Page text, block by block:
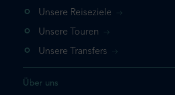
einmal hinzufügen
ein weiteres Mal
Unsere Reiseziele
Unsere Touren
Unsere Transfers
Über uns